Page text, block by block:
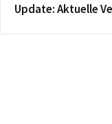
Update: Aktuelle